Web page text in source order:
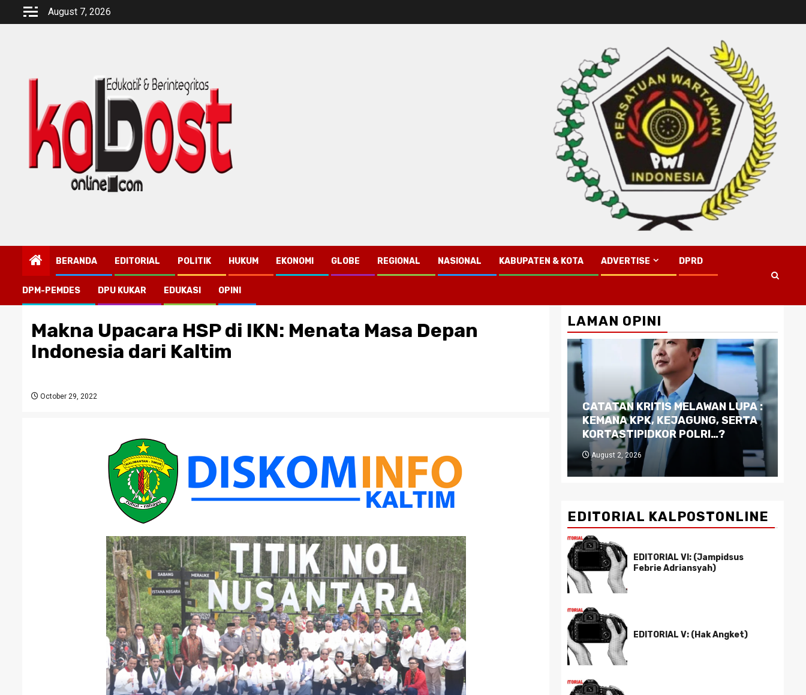
August 7, 2026
BERANDA EDITORIAL POLITIK HUKUM EKONOMI GLOBE REGIONAL NASIONAL KABUPATEN & KOTA ADVERTISE DPRD
DPM-PEMDES DPU KUKAR EDUKASI OPINI
Makna Upacara HSP di IKN: Menata Masa Depan
Indonesia dari Kaltim
October 29, 2022
LAMAN OPINI
CATATAN KRITIS MELAWAN LUPA :
KEMANA KPK, KEJAGUNG, SERTA
KORTASTIPIDKOR POLRI…?
August 2, 2026
EDITORIAL KALPOSTONLINE
EDITORIAL VI: (Jampidsus
Febrie Adriansyah)
EDITORIAL V: (Hak Angket)